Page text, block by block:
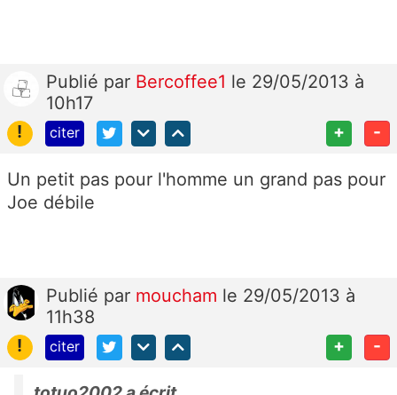
Publié par Bercoffee1 le 29/05/2013 à
10h17
!
citer + -
Un petit pas pour l'homme un grand pas pour
Joe débile
Publié par moucham le 29/05/2013 à
11h38
!
citer + -